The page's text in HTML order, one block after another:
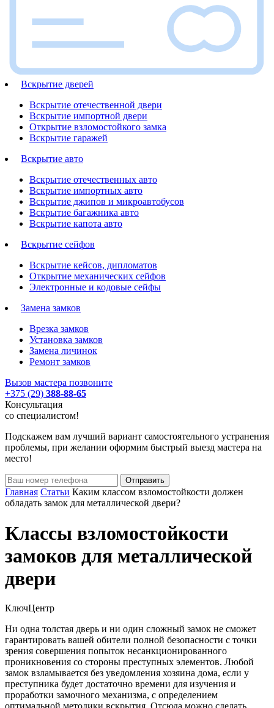
Вскрытие дверей
Вскрытие отечественной двери
Вскрытие импортной двери
Открытие взломостойкого замка
Вскрытие гаражей
Вскрытие авто
Вскрытие отечественных авто
Вскрытие импортных авто
Вскрытие джипов и микроавтобусов
Вскрытие багажника авто
Вскрытие капота авто
Вскрытие сейфов
Вскрытие кейсов, дипломатов
Открытие механических сейфов
Электронные и кодовые сейфы
Замена замков
Врезка замков
Установка замков
Замена личинок
Ремонт замков
Вызов мастера позвоните
+375 (29) 388-88-65
Консультация
со специалистом!
Подскажем вам лучший вариант самостоятельного устранения
проблемы, при желании оформим быстрый выезд мастера на
место!
Главная Статьи Каким классом взломостойкости должен
обладать замок для металлической двери?
Классы взломостойкости
замоков для металлической
двери
КлючЦентр
Ни одна толстая дверь и ни один сложный замок не сможет
гарантировать вашей обители полной безопасности с точки
зрения совершения попыток несанкционированного
проникновения со стороны преступных элементов. Любой
замок взламывается без уведомления хозяина дома, если у
преступника будет достаточно времени для изучения и
проработки замочного механизма, с определением
оптимальной методики вскрытия. Отсюда можно сделать